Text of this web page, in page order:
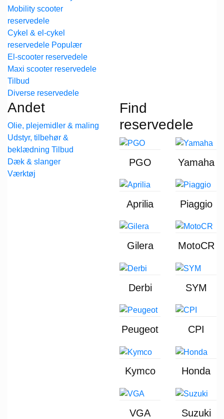
Mobility scooter
reservedele
Cykel & el-cykel
reservedele
El-scooter reservedele
Maxi scooter reservedele
Diverse reservedele
Andet
Olie, plejemidler & maling
Udstyr, tilbehør &
beklædning
Dæk & slanger
Værktøj
Find
reservedele
PGO Yamaha
Aprilia Piaggio
Gilera MotoCR
Derbi SYM
Peugeot CPI
Kymco Honda
VGA Suzuki